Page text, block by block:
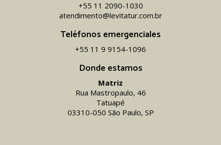
Donde estamos
Matriz
Rua Mastropaulo, 46
Tatuapé
03310-050 São Paulo, SP
+55 11 2090-1030
atendimento@levitatur.com.br
Teléfonos emergenciales
+55 11 9 9154-1096‬